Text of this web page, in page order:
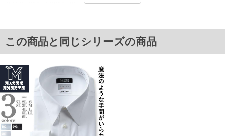
8L/55/65/169/167/169/90
S/37/44/104/94/82
M/39/46/112/102/82
L/41/48/118/110/84
LL/43/50/124/116/84
単位はcm
※【返品交換について】
返品交換希望の方は、商品到着後1週間以内にご連絡ください。
この商品と同じシリーズの商品